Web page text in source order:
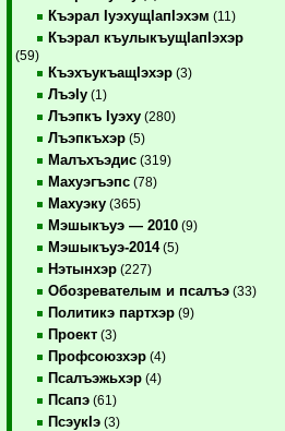
Къэрал IуэхущIапIэхэм (11)
Къэрал къулыкъущIапIэхэр
(59)
КъэхъукъащIэхэр (3)
ЛъэIу (1)
Лъэпкъ Iуэху (280)
Лъэпкъхэр (5)
Малъхъэдис (319)
Махуэгъэпс (78)
Махуэку (365)
Мэшыкъуэ — 2010 (9)
Мэшыкъуэ-2014(5)
Нэтынхэр (227)
Обозревателым и псалъэ (33)
Политикэ партхэр (9)
Проект (3)
Профсоюзхэр (4)
Псалъэжьхэр (4)
Псапэ (61)
ПсэукIэ (3)